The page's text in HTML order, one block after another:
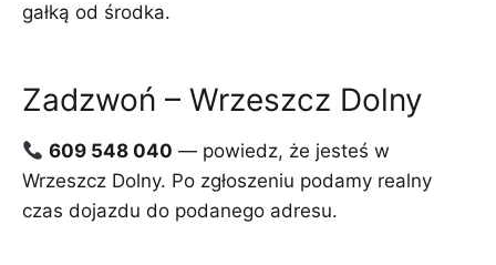
gałką od środka.
Zadzwoń – Wrzeszcz Dolny
609 548 040 — powiedz, że jesteś w
Wrzeszcz Dolny. Po zgłoszeniu podamy realny
czas dojazdu do podanego adresu.